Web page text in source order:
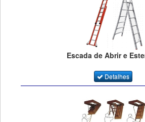
Escada de Abrir e
Detalhes